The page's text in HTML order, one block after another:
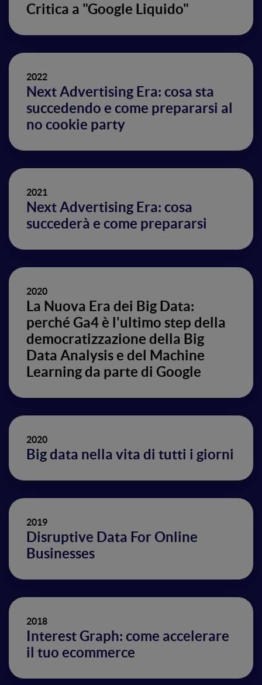
Critica a "Google Liquido"
2022
Next Advertising Era: cosa sta
succedendo e come prepararsi al
no cookie party
2021
Next Advertising Era: cosa
succederà e come prepararsi
2020
La Nuova Era dei Big Data:
perché Ga4 è l'ultimo step della
democratizzazione della Big
Data Analysis e del Machine
Learning da parte di Google
2020
Big data nella vita di tutti i giorni
2019
Disruptive Data For Online
Businesses
2018
Interest Graph: come accelerare
il tuo ecommerce